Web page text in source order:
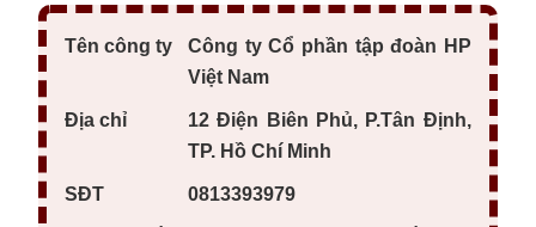
Tên công ty
Công ty Cổ phần tập đoàn HP
Việt Nam
Địa chỉ
12 Điện Biên Phủ, P.Tân Định,
TP. Hồ Chí Minh
SĐT 0813393979